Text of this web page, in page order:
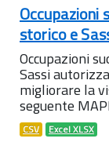
Occupazioni
storico e
Occupazioni
Sassi
migliorare la
seguente
CSV Excel XLSX